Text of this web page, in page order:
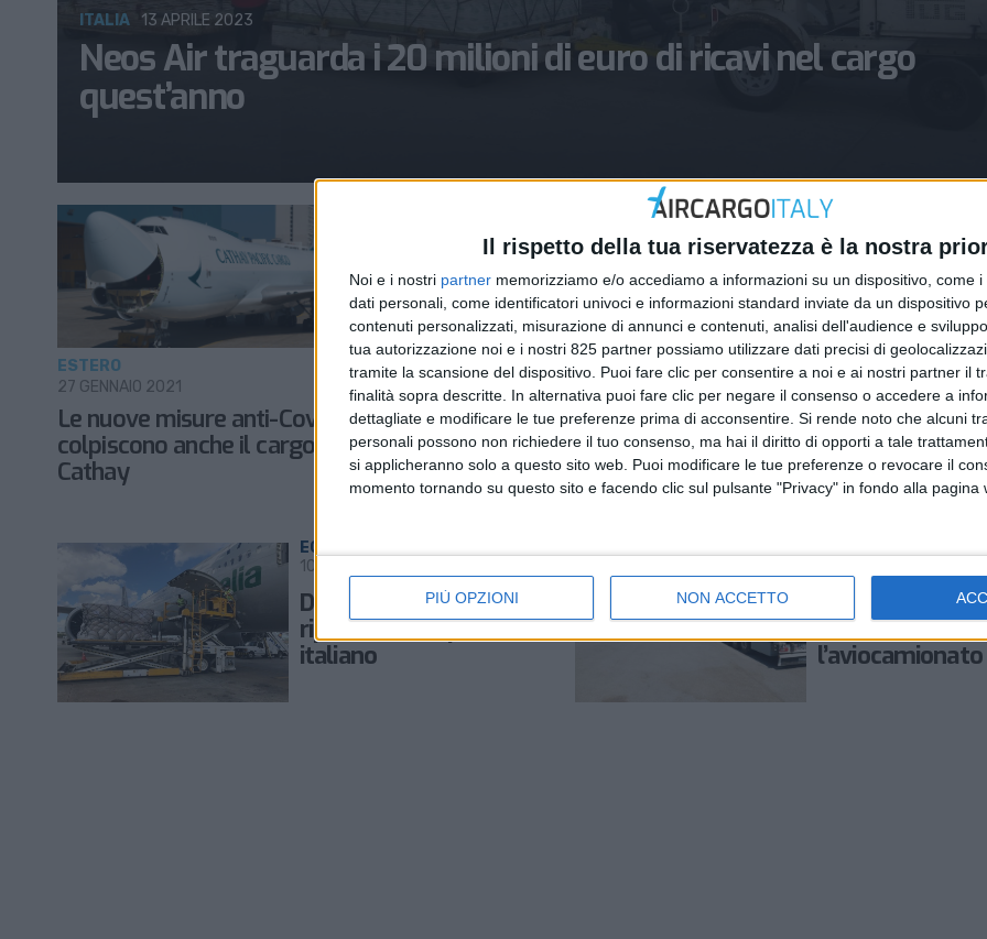
Il rispetto della tua riservatezza è la nostra
Noi e i nostri partner memorizziamo e/o accediamo a informazioni su un dispositivo, come
dati personali, come identificatori univoci e informazioni standard inviate da un dispositivo
contenuti personalizzati, misurazione di annunci e contenuti, analisi dell'audience e
tua autorizzazione noi e i nostri 825 partner possiamo utilizzare dati precisi di
tramite la scansione del dispositivo. Puoi fare clic per consentire a noi e ai nostri partner il
finalità sopra descritte. In alternativa puoi fare clic per negare il consenso o accedere a
dettagliate e modificare le tue preferenze prima di acconsentire. Si rende noto che alcuni
personali possono non richiedere il tuo consenso, ma hai il diritto di opporti a tale
si applicheranno solo a questo sito web. Puoi modificare le tue preferenze o revocare il
momento tornando su questo sito e facendo clic sul pulsante "Privacy" in fondo alla pagina
PIÙ OPZIONI NON ACCETTO
Neos Air traguarda i 20 milioni di euro di ricavi nel cargo
quest’anno
ITALIA 13 APRILE 2023
Le nuove misure anti-Covid
colpiscono anche il cargo di
Cathay
ESTERO
27 GENNAIO 2021
Cargo aereo è il mercato più
colpito in Italia secondo
Fedespedi
ECONOMIA
18 DICEMBRE 2020
Le raccomandazioni di
le spedizioni aeree del
anti-Covid
ESTERO
17 NOVEMBRE 2020
Dove, come e quando si
riprenderà l’export
italiano
ECONOMIA
10 SETTEMBRE 2020
Il covid ha fatto
decollare
l’aviocamionato